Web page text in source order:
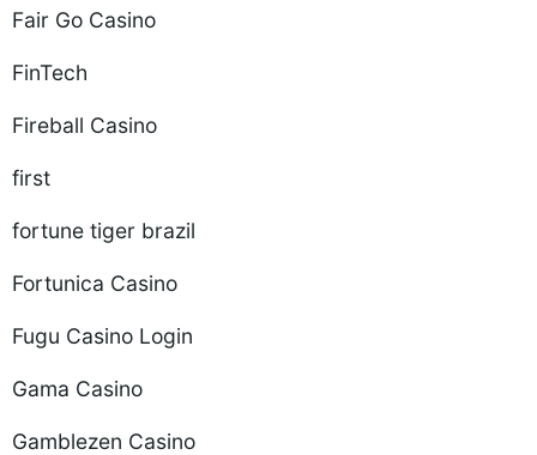
Fair Go Casino
FinTech
Fireball Casino
first
fortune tiger brazil
Fortunica Casino
Fugu Casino Login
Gama Casino
Gamblezen Casino